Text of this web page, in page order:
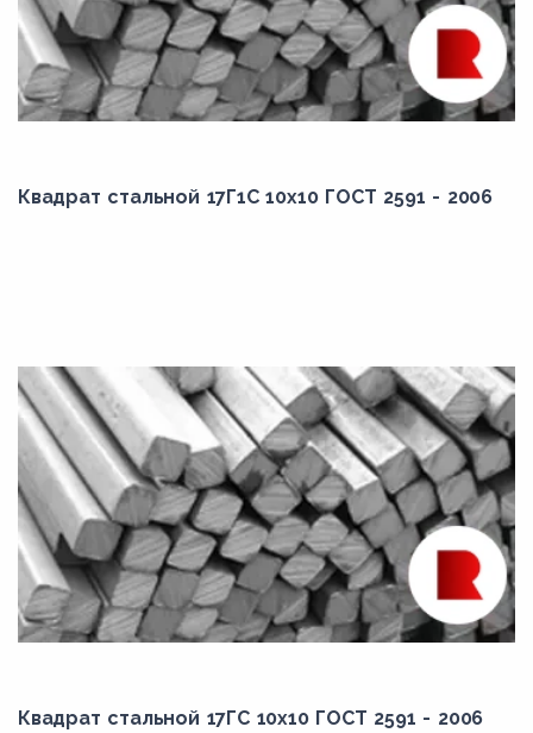
Квадрат стальной 17Г1С 10x10 ГОСТ 2591 - 2006
Квадрат стальной 17ГС 10x10 ГОСТ 2591 - 2006